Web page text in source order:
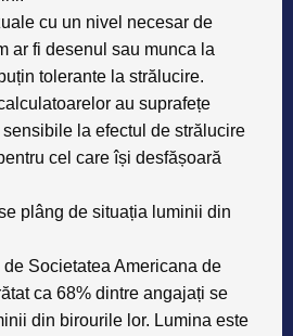
cu un nivel necesar de
ar fi desenul sau munca la
tolerante la strălucire.
au suprafețe
sensibile la efectul de strălucire
cel care își desfășoară
plâng de situația luminii din
Societatea Americana de
ca 68% dintre angajați se
din birourile lor. Lumina este